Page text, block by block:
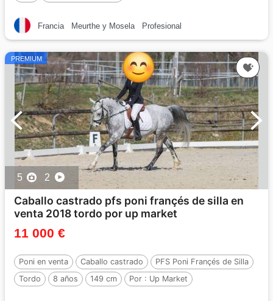
Francia Meurthe y Mosela Profesional
PREMIUM
5 2
Caballo castrado pfs poni françés de silla en
venta 2018 tordo por up market
11 000 €
Poni en venta Caballo castrado
PFS Poni Françés de Silla
Tordo
8 años 149 cm Por : Up Market